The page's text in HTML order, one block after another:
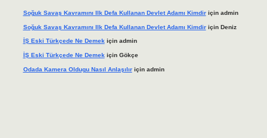
Soğuk Savaş Kavramını Ilk Defa Kullanan Devlet Adamı Kimdiriçin admin
Soğuk Savaş Kavramını Ilk Defa Kullanan Devlet Adamı Kimdiriçin Deniz
İŞ Eski Türkçede Ne Demekiçin admin
İŞ Eski Türkçede Ne Demek için Gökçe
Odada Kamera Oldugu Nasıl Anlaşılıriçin admin